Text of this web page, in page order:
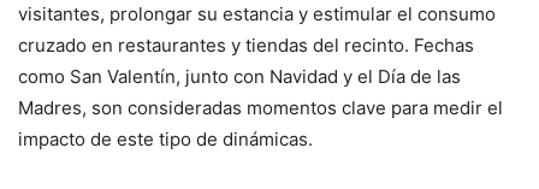
visitantes, prolongar su estancia y estimular el consumo
cruzado en restaurantes y tiendas del recinto. Fechas
como San Valentín, junto con Navidad y el Día de las
Madres, son consideradas momentos clave para medir el
impacto de este tipo de dinámicas.